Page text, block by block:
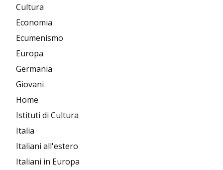
Cultura
Economia
Ecumenismo
Europa
Germania
Giovani
Home
Istituti di Cultura
Italia
Italiani all'estero
Italiani in Europa